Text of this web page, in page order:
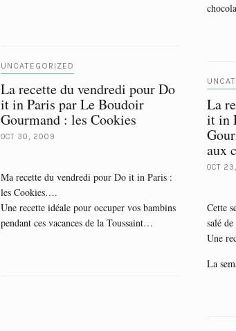
UNCATEGORIZED
La recette du vendredi pour Do
it in Paris par Le Boudoir
Gourmand : les Cookies
OCT 30, 2009
Ma recette du vendredi pour Do it in Paris :
les Cookies….
Une recette idéale pour occuper vos bambins
pendant ces vacances de la Toussaint…
La
it in
aux
OCT
Cette
salé
Une
La